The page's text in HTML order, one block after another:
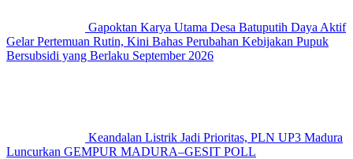
Gapoktan Karya Utama Desa Batuputih Daya Aktif
Gelar Pertemuan Rutin, Kini Bahas Perubahan Kebijakan Pupuk
Bersubsidi yang Berlaku September 2026
Keandalan Listrik Jadi Prioritas, PLN UP3 Madura
Luncurkan GEMPUR MADURA–GESIT POLL